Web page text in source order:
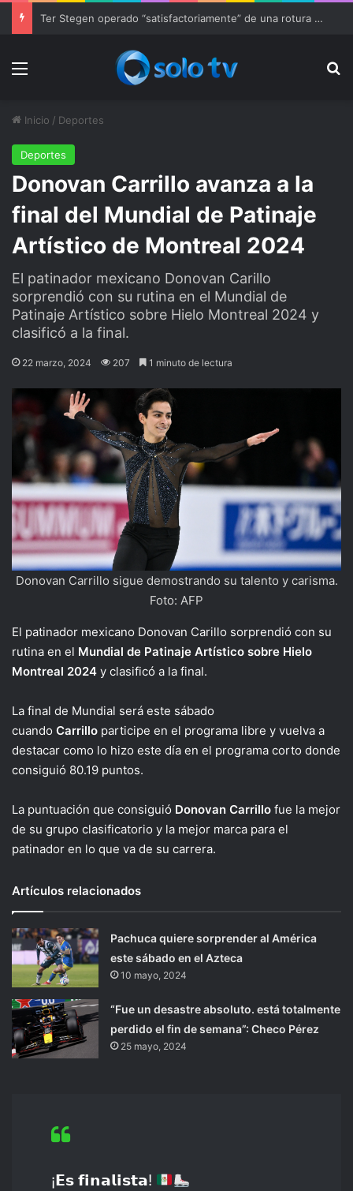
Ter Stegen operado “satisfactoriamente” de una rotura completa del tendón rotuliano
Menu
Inicio / Deportes
Deportes
Donovan Carrillo avanza a la
final del Mundial de Patinaje
Artístico de Montreal 2024
El patinador mexicano Donovan Carillo
sorprendió con su rutina en el Mundial de
Patinaje Artístico sobre Hielo Montreal 2024 y
clasificó a la final.
22 marzo, 2024 207 1 minuto de lectura
Donovan Carrillo sigue demostrando su talento y carisma.
Foto: AFP
El patinador mexicano Donovan Carillo sorprendió con su
rutina en el Mundial de Patinaje Artístico sobre Hielo
Montreal 2024 y clasificó a la final.
La final de Mundial será este sábado
cuando Carrillo participe en el programa libre y vuelva a
destacar como lo hizo este día en el programa corto donde
consiguió 80.19 puntos.
La puntuación que consiguió Donovan Carrillo fue la mejor
de su grupo clasificatorio y la mejor marca para el
patinador en lo que va de su carrera.
Artículos relacionados
Pachuca quiere sorprender al América
este sábado en el Azteca
10 mayo, 2024
“Fue un desastre absoluto. está totalmente
perdido el fin de semana”: Checo Pérez
25 mayo, 2024
¡𝗘𝘀 𝗳𝗶𝗻𝗮𝗹𝗶𝘀𝘁𝗮!